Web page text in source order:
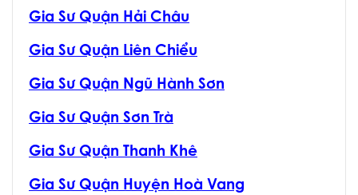
Gia Sư Quận Hải Châu
Gia Sư Quận Liên Chiểu
Gia Sư Quận Ngũ Hành Sơn
Gia Sư Quận Sơn Trà
Gia Sư Quận Thanh Khê
Gia Sư Quận Huyện Hoà Vang